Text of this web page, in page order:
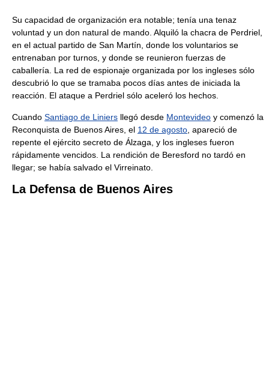
Su capacidad de organización era notable; tenía una tenaz
voluntad y un don natural de mando. Alquiló la chacra de Perdriel,
en el actual partido de San Martín, donde los voluntarios se
entrenaban por turnos, y donde se reunieron fuerzas de
caballería. La red de espionaje organizada por los ingleses sólo
descubrió lo que se tramaba pocos días antes de iniciada la
reacción. El ataque a Perdriel sólo aceleró los hechos.
Cuando Santiago de Liniers llegó desde Montevideo y comenzó la
Reconquista de Buenos Aires, el 12 de agosto , apareció de
repente el ejército secreto de Álzaga, y los ingleses fueron
rápidamente vencidos. La rendición de Beresford no tardó en
llegar; se había salvado el Virreinato.
La Defensa de Buenos Aires